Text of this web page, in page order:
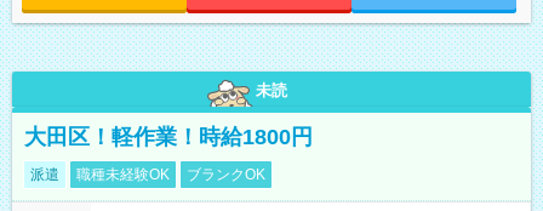
未読
大田区！軽作業！時給1800円
派遣 職種未経験OK ブランクOK